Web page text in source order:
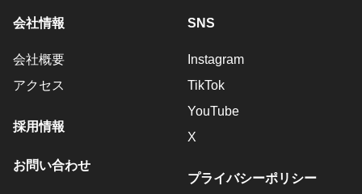
会社情報
会社概要
アクセス
採用情報
お問い合わせ
SNS
Instagram
TikTok
YouTube
X
プライバシーポリシー